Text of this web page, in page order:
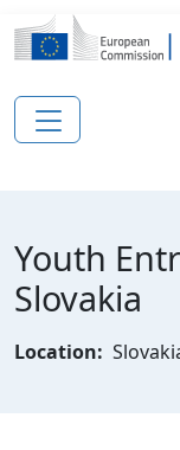
Liigu edasi põhisisu
Youth
Slovakia
Location: